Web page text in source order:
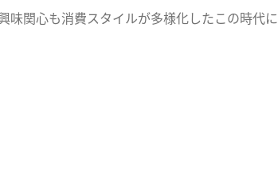
味関心も消費スタイルが多様化したこの時代